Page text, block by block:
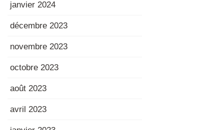
janvier 2024
décembre 2023
novembre 2023
octobre 2023
août 2023
avril 2023